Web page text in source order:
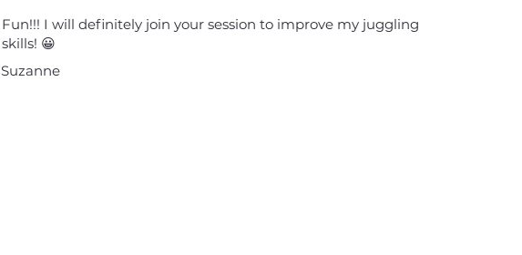
Fun!!! I will definitely join your session to improve my juggling
skills! 😀
Suzanne